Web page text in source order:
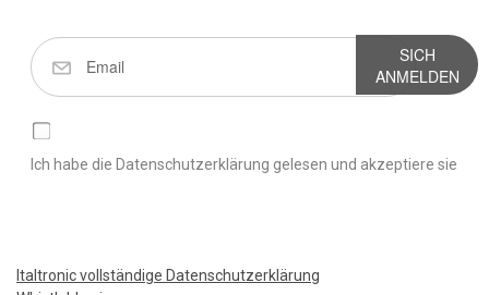
SICH
ANMELDEN
Ich habe die Datenschutzerklärung gelesen und akzeptiere sie
Italtronic vollständige Datenschutzerklärung